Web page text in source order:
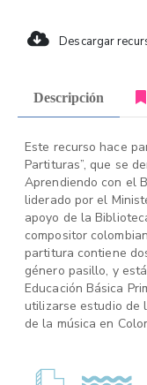
Descargar
Descripción
Este recurso hace
Partituras”, que se
Aprendiendo con el
liderado por el
apoyo de la
compositor
partitura contiene
género pasillo, y
Educación Básica
utilizarse estudio de
de la música en